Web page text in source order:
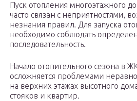
Пуск отопления многоэтажного
часто связан с неприятностями,
незнания правил. Для запуска
необходимо соблюдать
последовательность.
Начало отопительного сезона в
осложняется проблемами
на верхних этажах высотного
стояков и квартир.